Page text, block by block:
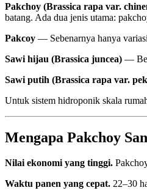
Pakchoy (Brassica rapa var.
batang. Ada dua jenis utama:
Pakcoy — Sebenarnya hanya
Sawi hijau (Brassica juncea) —
Sawi putih (Brassica rapa var.
Untuk sistem hidroponik skala
Mengapa Pakchoy
Nilai ekonomi yang tinggi.
Waktu panen yang cepat. 22–30